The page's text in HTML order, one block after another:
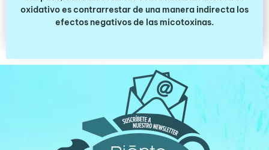
oxidativo es contrarrestar de una manera indirecta los
efectos negativos de las micotoxinas.